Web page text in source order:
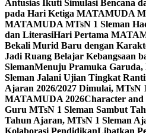
Antusias Ikuti Simulasi Bencana
pada Hari Ketiga MATAMUDA
MATAMUDA MTsN 1 Sleman
dan LiterasiHari Pertama
Bekali Murid Baru dengan
Jadi Ruang Belajar Kebangsaan
SlemanMenuju Pramuka
Sleman Jalani Ujian Tingkat
Ajaran 2026/2027 Dimulai, MTsN
MATAMUDA 2026Character
Guru MTsN 1 Sleman Sambut
Tahun Ajaran, MTsN 1 Sleman
Kolaborasi PendidikanLibatkan